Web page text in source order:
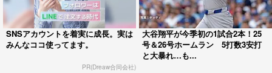
SNSアカウントを着実に成長。実は
みんなココ使ってます。
PR(Dreaw合同会社)
大谷翔平が今季初の1試合2本！25
号＆26号ホームラン 5打数3安打
と大暴れ…も...